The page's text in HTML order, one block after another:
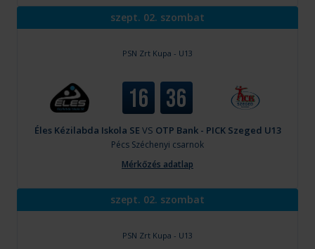
szept. 02. szombat
PSN Zrt Kupa - U13
16 36
Éles Kézilabda Iskola SE VS OTP Bank - PICK Szeged U13
Pécs Széchenyi csarnok
Mérkőzés adatlap
szept. 02. szombat
PSN Zrt Kupa - U13